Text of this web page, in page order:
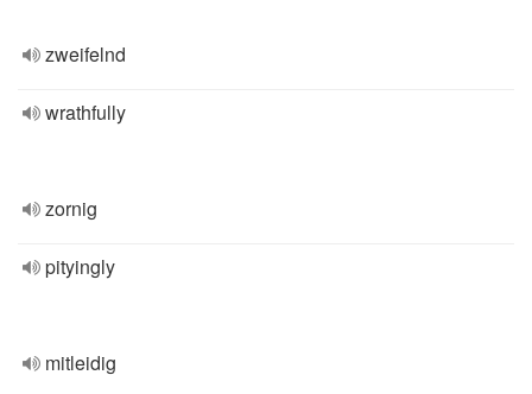
zweifelnd
wrathfully
zornig
pityingly
mitleidig